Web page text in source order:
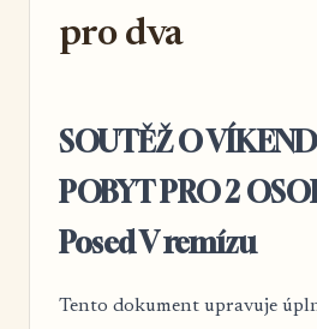
pro dva
SOUTĚŽ O
POBYT PRO 2
Posed V remízu
Tento dokument upravuje